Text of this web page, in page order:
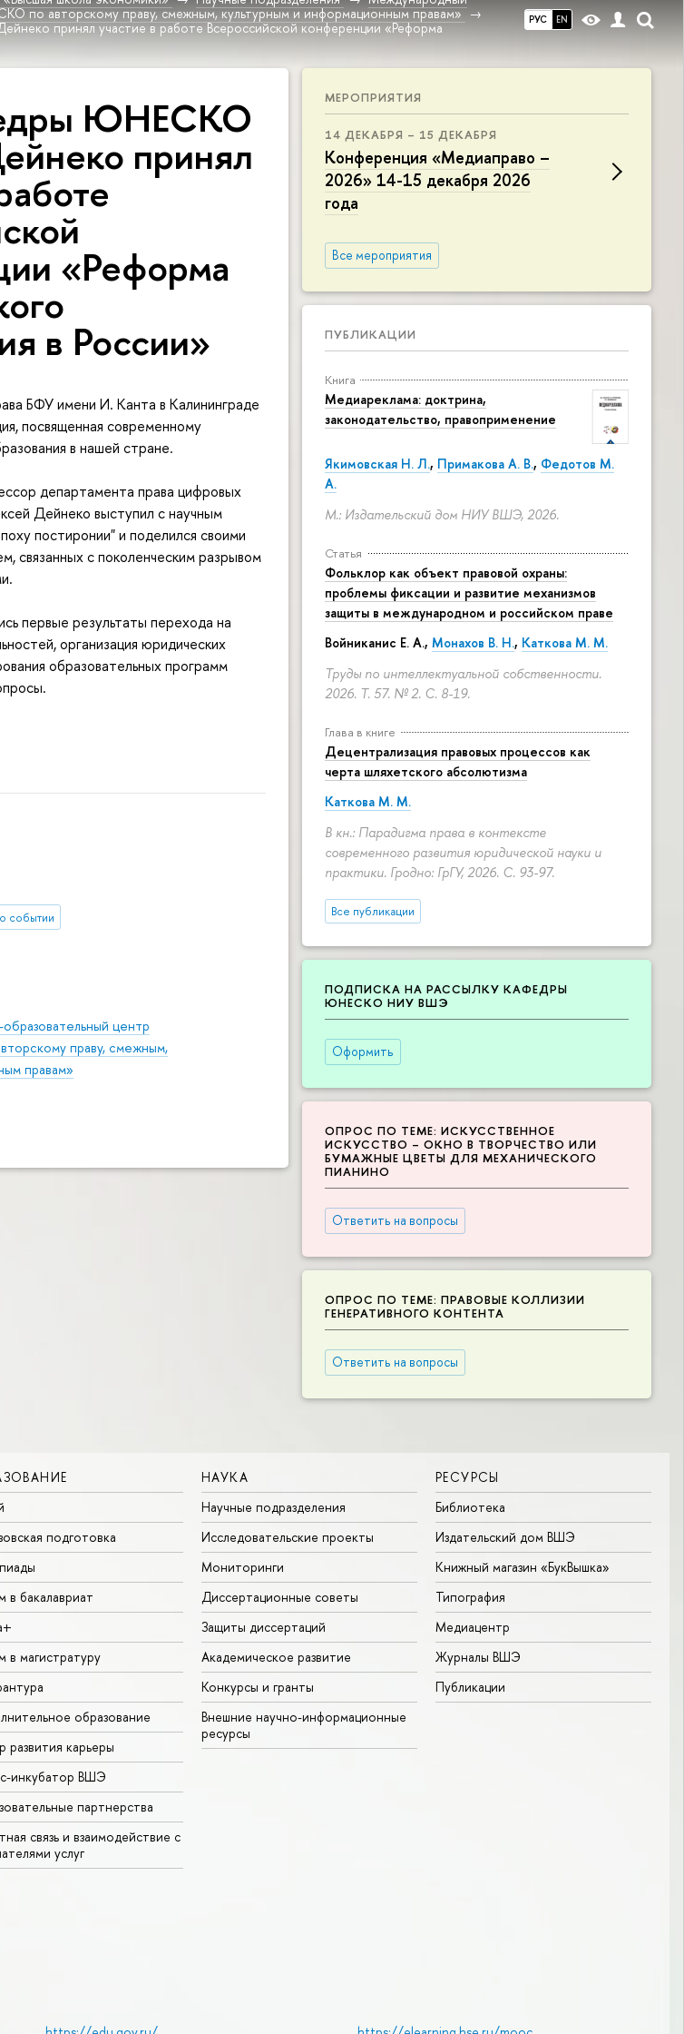
РУС EN
по авторскому праву, смежным, культурным и информационным правам»
принял участие в работе Всероссийской конференции «Реформа
МЕРОПРИЯТИЯ
14 ДЕКАБРЯ – 15 ДЕКАБРЯ
Конференция «Медиаправо –
2026» 14-15 декабря 2026
года
Все мероприятия
ПУБЛИКАЦИИ
Книга
Медиареклама: доктрина,
законодательство, правоприменение
Якимовская Н. Л., Примакова А. В., Федотов М.
А.
М.: Издательский дом НИУ ВШЭ, 2026.
Статья
Фольклор как объект правовой охраны:
проблемы фиксации и развитие механизмов
защиты в международном и российском праве
Войниканис Е. А., Монахов В. Н., Каткова М. М.
Труды по интеллектуальной собственности.
2026. Т. 57. № 2. С. 8-19.
Глава в книге
Децентрализация правовых процессов как
черта шляхетского абсолютизма
Каткова М. М.
В кн.: Парадигма права в контексте
современного развития юридической науки и
практики. Гродно: ГрГУ, 2026. С. 93-97.
Все публикации
ПОДПИСКА НА РАССЫЛКУ КАФЕДРЫ
ЮНЕСКО НИУ ВШЭ
Оформить
ОПРОС ПО ТЕМЕ: ИСКУССТВЕННОЕ
ИСКУССТВО – ОКНО В ТВОРЧЕСТВО ИЛИ
БУМАЖНЫЕ ЦВЕТЫ ДЛЯ МЕХАНИЧЕСКОГО
ПИАНИНО
Ответить на вопросы
ОПРОС ПО ТЕМЕ: ПРАВОВЫЕ КОЛЛИЗИИ
ГЕНЕРАТИВНОГО КОНТЕНТА
Ответить на вопросы
ЮНЕСКО
принял
«Реформа
в России»
БФУ имени И. Канта в Калининграде
посвященная современному
в нашей стране.
департамента права цифровых
Дейнеко выступил с научным
постиронии" и поделился своими
связанных с поколенческим разрывом
первые результаты перехода на
организация юридических
образовательных программ
событии
центр
праву, смежным,
правам»
подготовка
в бакалавриат
в магистратуру
образование
развития карьеры
инкубатор ВШЭ
партнерства
связь и взаимодействие с
услуг
НАУКА
Научные подразделения
Исследовательские проекты
Мониторинги
Диссертационные советы
Защиты диссертаций
Академическое развитие
Конкурсы и гранты
Внешние научно-информационные
ресурсы
РЕСУРСЫ
Библиотека
Издательский дом ВШЭ
Книжный магазин «БукВышка»
Типография
Медиацентр
Журналы ВШЭ
Публикации